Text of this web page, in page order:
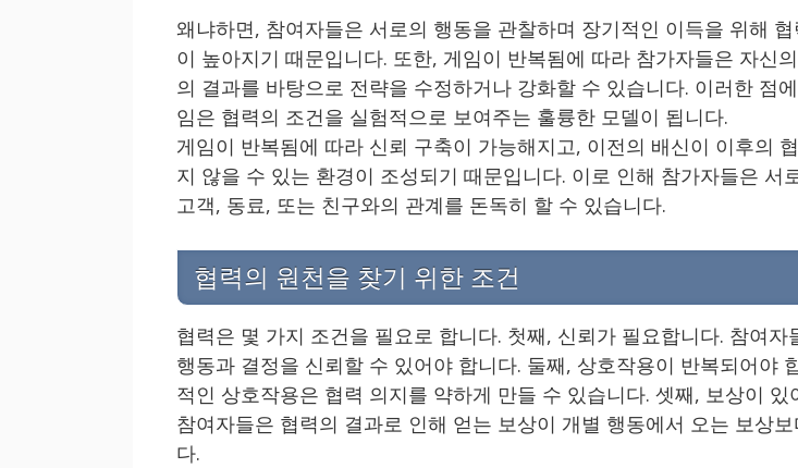
왜냐하면, 참여자들은 서로의 행동을 관찰하며 장기적인 이득을 위해
이 높아지기 때문입니다. 또한, 게임이 반복됨에 따라 참가자들은 자신
의 결과를 바탕으로 전략을 수정하거나 강화할 수 있습니다. 이러한 점
임은 협력의 조건을 실험적으로 보여주는 훌륭한 모델이 됩니다.
게임이 반복됨에 따라 신뢰 구축이 가능해지고, 이전의 배신이 이후의
지 않을 수 있는 환경이 조성되기 때문입니다. 이로 인해 참가자들은 서
고객, 동료, 또는 친구와의 관계를 돈독히 할 수 있습니다.
협력의 원천을 찾기 위한 조건
협력은 몇 가지 조건을 필요로 합니다. 첫째, 신뢰가 필요합니다. 참여자
행동과 결정을 신뢰할 수 있어야 합니다. 둘째, 상호작용이 반복되어야
적인 상호작용은 협력 의지를 약하게 만들 수 있습니다. 셋째, 보상이 있
참여자들은 협력의 결과로 인해 얻는 보상이 개별 행동에서 오는 보상
다.